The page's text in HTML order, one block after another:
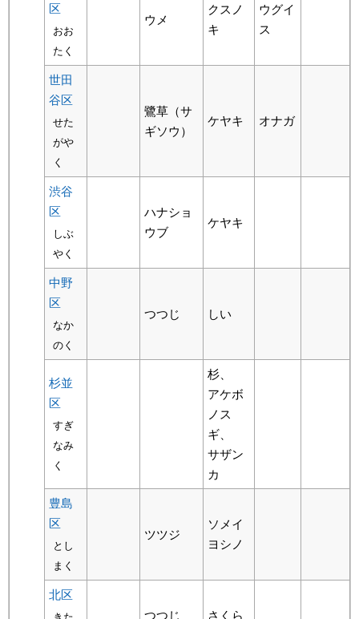
区
おお
たく
ウメ
クスノ
キ
ウグイ
ス
世田
谷区
せた
がや
く
鷺草（サ
ギソウ）
ケヤキ オナガ
渋谷
区
しぶ
やく
ハナショ
ウブ
ケヤキ
中野
区
なか
のく
つつじ しい
杉並
区
すぎ
なみ
く
杉、
アケボ
ノス
ギ、
サザン
カ
豊島
区
とし
まく
ツツジ
ソメイ
ヨシノ
北区
つつじ さくら